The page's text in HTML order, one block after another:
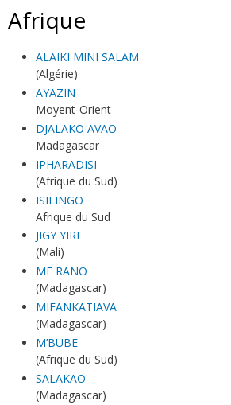
Afrique
ALAIKI MINI SALAM
(Algérie)
AYAZIN
Moyent-Orient
DJALAKO AVAO
Madagascar
IPHARADISI
(Afrique du Sud)
ISILINGO
Afrique du Sud
JIGY YIRI
(Mali)
ME RANO
(Madagascar)
MIFANKATIAVA
(Madagascar)
M’BUBE
(Afrique du Sud)
SALAKAO
(Madagascar)